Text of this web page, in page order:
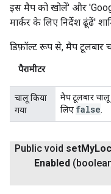
इस मैप को खोलें' और
मार्कर के लिए निर्देश ढूंढें'
डिफ़ॉल्ट रूप से, मैप टूलबार
पैरामीटर
चालू किया
गया
मैप टूलबार
लिए false
Public void setMy
Enabled